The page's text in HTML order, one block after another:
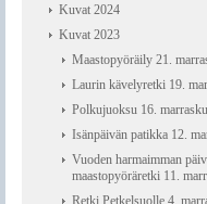
Kuvat 2024
Kuvat 2023
Maastopyöräily 21.
Laurin kävelyretki 19.
Polkujuoksu 16.
Isänpäivän patikka 12.
Vuoden harmaimman
maastopyöräretki 11.
Retki Petkelsuolle 4.